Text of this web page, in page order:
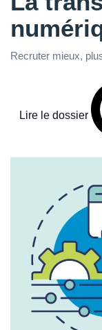
Recruter mieux,
Lire le dossier